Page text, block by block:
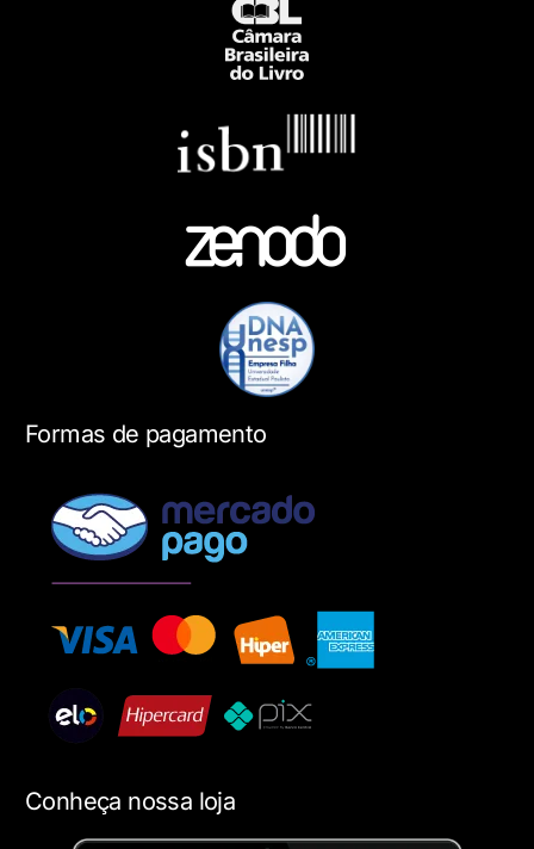
Formas de pagamento
Conheça nossa loja